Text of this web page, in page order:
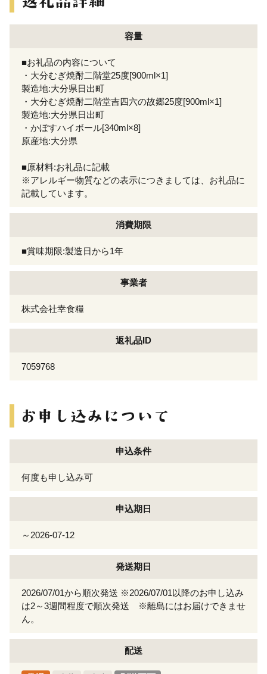
容量
■お礼品の内容について
・大分むぎ焼酎二階堂25度[900ml×1]
製造地:大分県日出町
・大分むぎ焼酎二階堂吉四六の故郷25度[900ml×1]
製造地:大分県日出町
・かぼすハイボール[340ml×8]
原産地:大分県
■原材料:お礼品に記載
※アレルギー物質などの表示につきましては、お礼品に
記載しています。
消費期限
■賞味期限:製造日から1年
事業者
株式会社幸食糧
返礼品ID
7059768
申込条件
何度も申し込み可
申込期日
～2026-07-12
発送期日
2026/07/01から順次発送 ※2026/07/01以降のお申し込み
は2～3週間程度で順次発送 ※離島にはお届けできませ
ん。
配送